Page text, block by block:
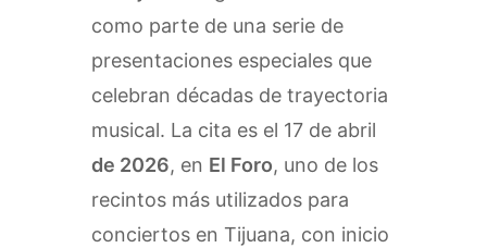
como parte de una serie de
presentaciones especiales que
celebran décadas de trayectoria
musical. La cita es el 17 de abril
de 2026, en El Foro, uno de los
recintos más utilizados para
conciertos en Tijuana, con inicio